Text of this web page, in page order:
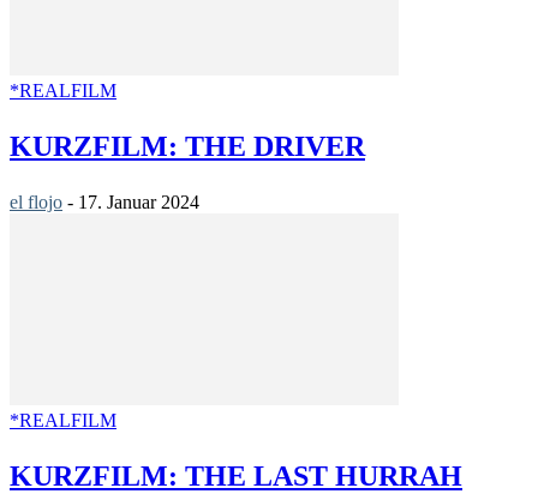
*REALFILM
KURZFILM: THE DRIVER
el flojo - 17. Januar 2024
*REALFILM
KURZFILM: THE LAST HURRAH